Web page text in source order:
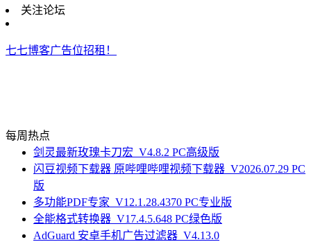
关注论坛
七七博客广告位招租！
每周热点
剑灵最新玫瑰卡刀宏_V4.8.2 PC高级版
闪豆视频下载器 原哔哩哔哩视频下载器_V2026.07.29 PC
版
多功能PDF专家_V12.1.28.4370 PC专业版
全能格式转换器_V17.4.5.648 PC绿色版
AdGuard 安卓手机广告过滤器_V4.13.0